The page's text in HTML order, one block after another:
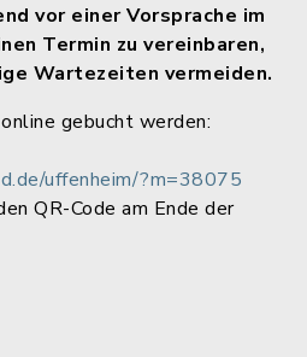
vor einer Vorsprache im
Termin zu vereinbaren,
Wartezeiten vermeiden.
gebucht werden:
uffenheim/?m=38075
QR-Code am Ende der